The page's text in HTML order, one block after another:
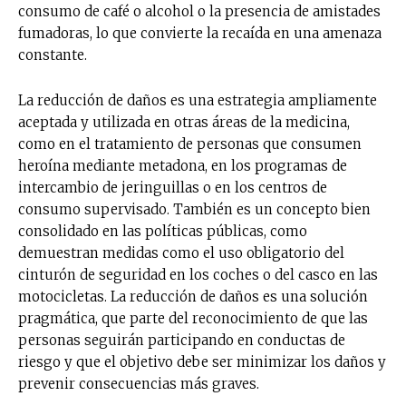
consumo de café o alcohol o la presencia de amistades
fumadoras, lo que convierte la recaída en una amenaza
constante.
La reducción de daños es una estrategia ampliamente
aceptada y utilizada en otras áreas de la medicina,
como en el tratamiento de personas que consumen
heroína mediante metadona, en los programas de
intercambio de jeringuillas o en los centros de
consumo supervisado. También es un concepto bien
consolidado en las políticas públicas, como
demuestran medidas como el uso obligatorio del
cinturón de seguridad en los coches o del casco en las
motocicletas. La reducción de daños es una solución
pragmática, que parte del reconocimiento de que las
personas seguirán participando en conductas de
riesgo y que el objetivo debe ser minimizar los daños y
prevenir consecuencias más graves.